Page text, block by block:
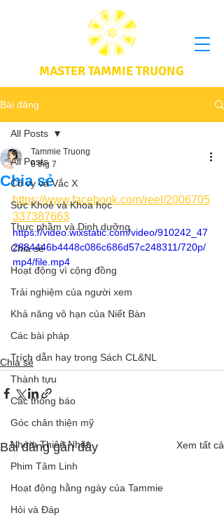
MASTER TAMMIE TRUONG
Bài đăng
All Posts
Cô vy và Vắc X
Sức Khoẻ và Khoa học
Thực phầm và Dinh dưỡng
Chia sẻ
Hoạt động vì cộng đồng
Trải nghiệm của người xem
Khả năng vô hạn của Niết Bàn
Các bài pháp
Trích dẫn hay trong Sách CL&NL
Thành tựu
Các thông báo
Góc chân thiện mỹ
Nhóm Thiên Nhãn
Phim Tâm Linh
Hoạt động hằng ngày của Tammie
Hỏi và Đáp
All Posts
Chia sẻ
Tammie Truong
6 thg 7
https://www.facebook.com/reel/2006705
337387663
https://video.wixstatic.com/video/910242_47
2884446b4448c086c686d57c248311/720p/
mp4/file.mp4
Chia sẻ
Bài đăng gần đây Xem tất cả